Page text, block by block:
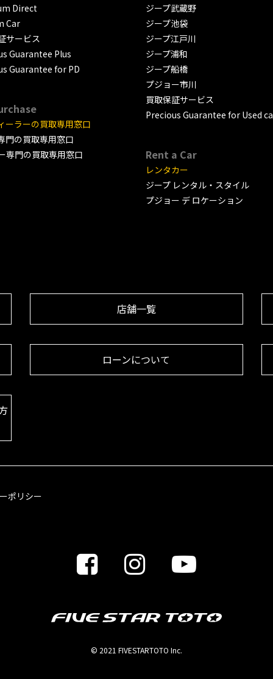
Direct
Car
サービス
Guarantee Plus
Guarantee for PD
ーラーの買取専用窓口
門の買取専用窓口
専門の買取専用窓口
ジープ武蔵野
ジープ池袋
ジープ江戸川
ジープ浦和
ジープ船橋
プジョー市川
買取保証サービス
Precious Guarantee for Used
Rent a Car
レンタカー
ジープ レンタル・スタイル
プジョー デ ロケーション
店舗一覧
ローンについて
ポリシー
© 2021 FIVESTARTOTO Inc.